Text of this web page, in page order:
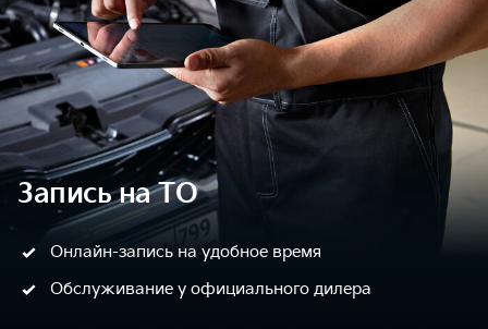
Запись на ТО
Онлайн-запись на удобное время
Обслуживание у официального дилера